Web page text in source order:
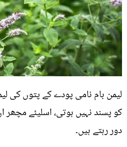
لیمن بام نامی پودے کے پتوں
کو پسند نہیں ہوتی، اسلیئے مچھر
دور رہتے ہیں۔